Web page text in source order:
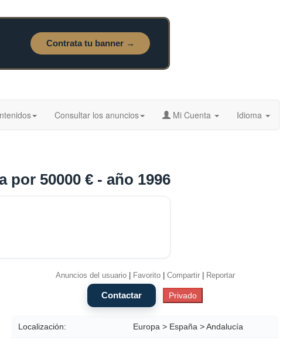
Consultar los anuncios Mi Cuenta Idioma
por 50000 € - año 1996
Anuncios del usuario| Favorito| Compartir| Reportar
Localización: Europa > España > Andalucía